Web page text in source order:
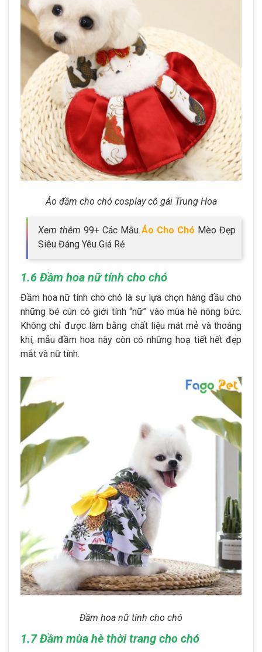
Áo đầm cho chó cosplay cô gái Trung Hoa
Xem thêm 99+ Các Mẫu Áo Cho Chó Mèo Đẹp
Siêu Đáng Yêu Giá Rẻ
1.6 Đầm hoa nữ tính cho chó
Đầm hoa nữ tính cho chó là sự lựa chọn hàng đầu cho
những bé cún có giới tính “nữ” vào mùa hè nóng bức.
Không chỉ được làm bằng chất liệu mát mẻ và thoáng
khí, mẫu đầm hoa này còn có những hoạ tiết hết đẹp
mắt và nữ tính.
Đầm hoa nữ tính cho chó
1.7 Đầm mùa hè thời trang cho chó